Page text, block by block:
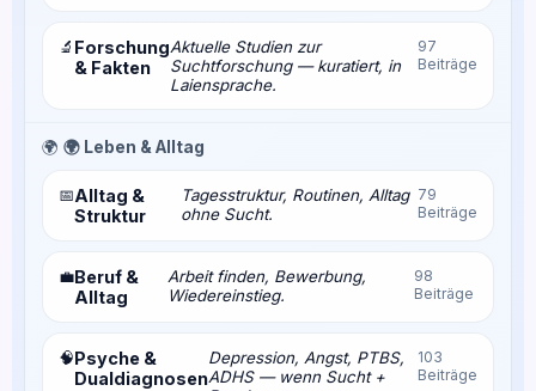
🔬 Forschung
& Fakten
Aktuelle Studien zur
Suchtforschung — kuratiert, in
Laiensprache.
97
Beiträge
🌍 🌍 Leben & Alltag
📅Alltag &
Struktur
Tagesstruktur, Routinen, Alltag
ohne Sucht.
79
Beiträge
💼Beruf &
Alltag
Arbeit finden, Bewerbung,
Wiedereinstieg.
98
Beiträge
🧠Psyche &
Dualdiagnosen
Depression, Angst, PTBS,
ADHS — wenn Sucht +
103
Beiträge